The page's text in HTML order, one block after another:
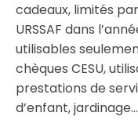
cadeaux, limités
URSSAF dans
utilisables
chèques CESU,
prestations de
d’enfant,